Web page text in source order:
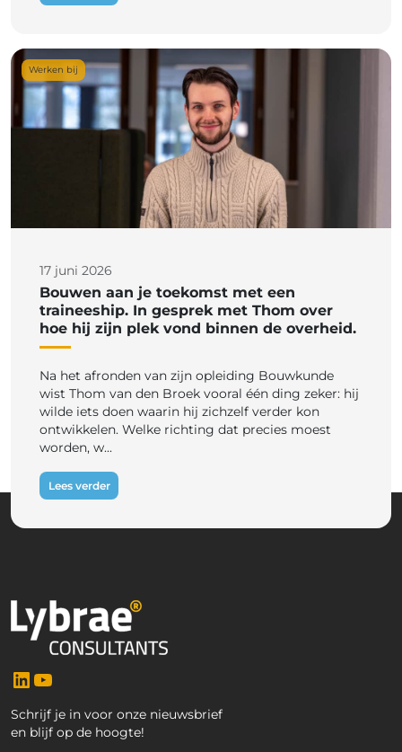
Werken bij
17 juni 2026
Bouwen aan je toekomst met een
traineeship. In gesprek met Thom over
hoe hij zijn plek vond binnen de overheid.
Na het afronden van zijn opleiding Bouwkunde
wist Thom van den Broek vooral één ding zeker: hij
wilde iets doen waarin hij zichzelf verder kon
ontwikkelen. Welke richting dat precies moest
worden, w...
Lees verder
LinkedIn
Schrijf je in voor onze nieuwsbrief
en blijf op de hoogte!